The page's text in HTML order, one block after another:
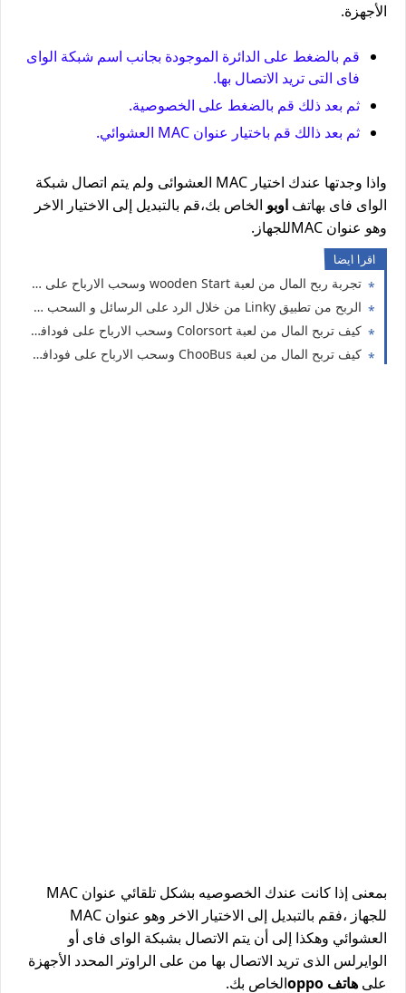
الأجهزة.
قم بالضغط على الدائرة الموجودة بجانب اسم شبكة الواى
فاى التى تريد الاتصال بها.
ثم بعد ذلك قم بالضغط على الخصوصية.
ثم بعد ذالك قم باختيار عنوان MAC العشوائي.
واذا وجدتها عندك اختيار MAC العشوائى ولم يتم اتصال شبكة
الواى فاى بهاتف اوبو الخاص بك،قم بالتبديل إلى الاختيار الاخر
وهو عنوان MACللجهاز.
اقرا ايضا
تجربة ربح المال من لعبة wooden Start وسحب الارباح على فودافون كاش اورنج كاش فورى
الربح من تطبيق Linky من خلال الرد على الرسائل و السحب على فودافون كاش
كيف تربح المال من لعبة Colorsort وسحب الارباح على فودافون كاش
كيف تربح المال من لعبة ChooBus وسحب الارباح على فودافون كاش
بمعنى إذا كانت عندك الخصوصيه بشكل تلقائي عنوان MAC
للجهاز ،فقم بالتبديل إلى الاختيار الاخر وهو عنوان MAC
العشوائي وهكذا إلى أن يتم الاتصال بشبكة الواى فاى أو
الوايرلس الذى تريد الاتصال بها من على الراوتر المحدد الأجهزة
على هاتف oppo الخاص بك.